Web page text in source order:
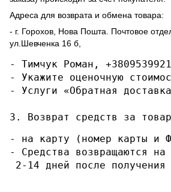
Адреса для возврата и обмена товара:
- г. Горохов, Нова Пошта. Почтовое
ул.Шевченка 16 б,
- Тимчук Роман,
- Укажите оценочную
- Услуги «Обратная
3. Возврат средств за товар
- на карту (номер карты и
- Средства возвращаются
2-14 дней после